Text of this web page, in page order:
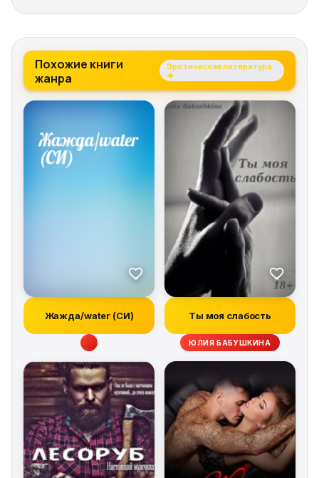
Похожие книги
жанра
Эротическая литература
→
Жажда/water (СИ) Ты моя слабость
ЮЛИЯ БАБУШКИНА